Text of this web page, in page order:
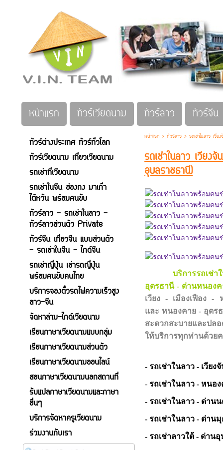
หน้าแรก ทัวร์เวียดนาม ทัวร์ลาว ทัวร์จีน
ทัวร์ต่างประเทศ ทัวร์ทั่วโลก
ทัวร์เวียดนาม เที่ยวเวียดนาม
รถเช่าที่เวียดนาม
รถเช่าในจีน ฮ่องกง มาเก๊า
ไต้หวัน พร้อมคนขับ
ทัวร์ลาว - รถเช่าในลาว -
ทัวร์ลาวส่วนตัว Private
ทัวร์จีน เที่ยวจีน แบบส่วนตัว
- รถเช่าในจีน - ไกด์จีน
รถเช่าญี่ปุ่น เช่ารถญี่ปุ่น
พร้อมคนขับคนไทย
บริการจองตั๋วรถไฟความเร็วสูง
ลาว-จีน
จัดหาล่าม-ไกด์เวียดนาม
เรียนภาษาเวียดนามแบบกลุ่ม
เรียนภาษาเวียดนามส่วนตัว
เรียนภาษาเวียดนามออนไลน์
สอนภาษาเวียดนามนอกสถานที่
รับแปลภาษาเวียดนามและภาษา
อื่นๆ
บริการจัดหาครูเวียดนาม
ร่วมงานกับเรา
หน้าแรก > ทัวร์ลาว> รถเช่าในลาว เวี
รถเช่าในลาว เวียง
อุบลราชธานี)
บริการรถเช่าในลา
อุดรธานี - ด่านหนอง
เวียง - เมืองเฟือง
และ หนองคาย - อุดร
สะดวกสะบายและปล
ให้บริการทุกท่านด้วย
- รถเช่าในลาว - เวียง
- รถเช่าในลาว - หนอง
- รถเช่าในลาว - ด่าน
- รถเช่าในลาว - ด่าน
- รถเช่าลาวใต้ - ด่าน